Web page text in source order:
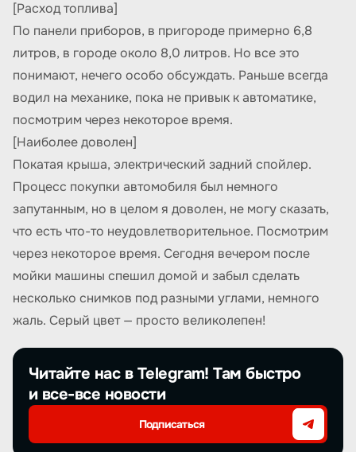
[Расход топлива]
По панели приборов, в пригороде примерно 6,8
литров, в городе около 8,0 литров. Но все это
понимают, нечего особо обсуждать. Раньше всегда
водил на механике, пока не привык к автоматике,
посмотрим через некоторое время.
[Наиболее доволен]
Покатая крыша, электрический задний спойлер.
Процесс покупки автомобиля был немного
запутанным, но в целом я доволен, не могу сказать,
что есть что-то неудовлетворительное. Посмотрим
через некоторое время. Сегодня вечером после
мойки машины спешил домой и забыл сделать
несколько снимков под разными углами, немного
жаль. Серый цвет — просто великолепен!
Читайте нас в Telegram! Там быстро
и все-все новости
Подписаться